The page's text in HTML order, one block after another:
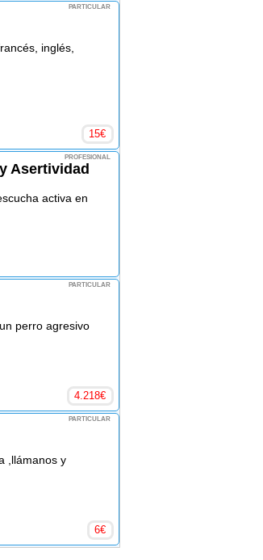
PARTICULAR
inglés,
15€
PROFESIONAL
Asertividad
activa en
PARTICULAR
perro agresivo
4.218€
PARTICULAR
,llámanos y
6€